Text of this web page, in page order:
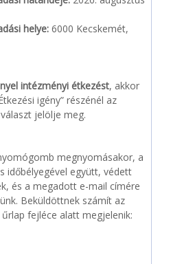
helye: 6000 Kecskemét,
intézményi étkezést, akkor
igény” részénél az
jelölje meg.
megnyomásakor, a
időbélyegével együtt, védett
és a megadott e-mail címére
Beküldöttnek számít az
fejléce alatt megjelenik: